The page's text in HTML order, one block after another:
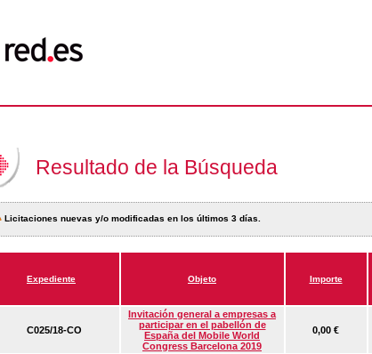
Resultado de la Búsqueda
Licitaciones nuevas y/o modificadas en los últimos 3 días.
Expediente Objeto Importe
C025/18-CO
Invitación general a empresas a
participar en el pabellón de
España del Mobile World
Congress Barcelona 2019
0,00 €